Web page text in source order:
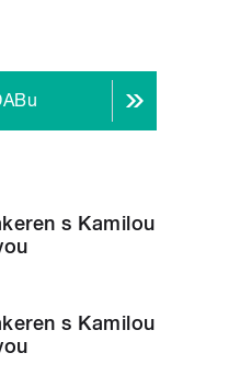
s Kamilou
s Kamilou